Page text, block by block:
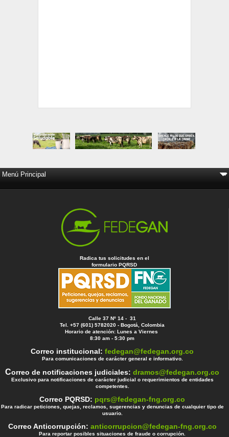
Radica tus solicitudes en el
formulario PQRSD
Calle 37 Nº 14 - 31
Tel. +57 (601) 5782020 - Bogotá, Colombia
Horario de atención: Lunes a Viernes
8:30 am - 5:30 pm
Correo institucional:fedegan@fedegan.org.co
Para comunicaciones de carácter general e informativo.
Correo de notificaciones judiciales:dramos@fedegan.org.co
Exclusivo para notificaciones de carácter judicial o requerimientos de entidades
competentes.
Correo PQRSD: pqrs@fedegan-fng.org.co
Para radicar peticiones, quejas, reclamos, sugerencias y denuncias de cualquier tipo de
usuario.
Correo Anticorrupción: anticorrupcion@fedegan-fng.org.co
Para reportar posibles situaciones de fraude o corrupción.